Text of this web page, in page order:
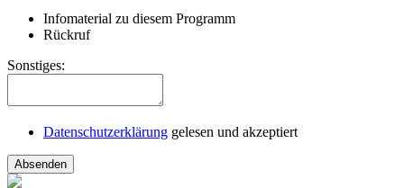
Infomaterial zu diesem Programm
Rückruf
Sonstiges:
Datenschutzerklärung gelesen und akzeptiert
Absenden